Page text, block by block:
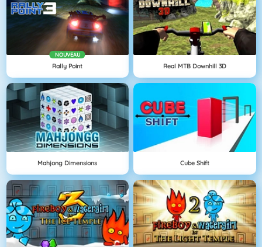
NOUVEAU
Rally Point Real MTB Downhill 3D
Mahjong Dimensions Cube Shift